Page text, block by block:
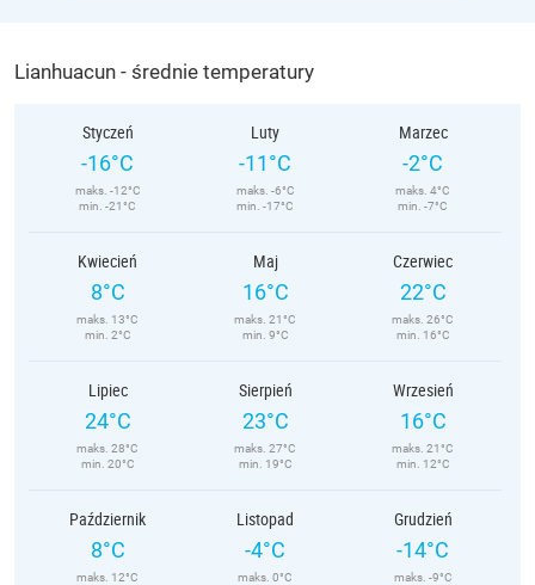
Lianhuacun - średnie temperatury
Styczeń
-16°C
maks. -12°C
min. -21°C
Luty
-11°C
maks. -6°C
min. -17°C
Marzec
-2°C
maks. 4°C
min. -7°C
Kwiecień
8°C
maks. 13°C
min. 2°C
Maj
16°C
maks. 21°C
min. 9°C
Czerwiec
22°C
maks. 26°C
min. 16°C
Lipiec
24°C
maks. 28°C
min. 20°C
Sierpień
23°C
maks. 27°C
min. 19°C
Wrzesień
16°C
maks. 21°C
min. 12°C
Październik
8°C
maks. 12°C
Listopad
-4°C
maks. 0°C
Grudzień
-14°C
maks. -9°C